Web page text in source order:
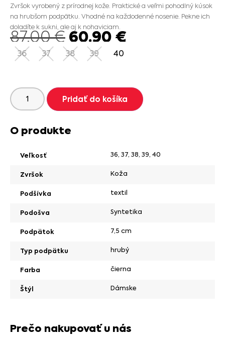
Zvršok vyrobený z prírodnej kože. Praktické a veľmi pohodlný kúsok
na hrubšom podpätku. Vhodné na každodenné nosenie. Pekne ich
doladíte k sukni, ale aj k nohaviciam.
87.00€ 60.90€
36 37 38 39 40
Pridať do košíka
O produkte
Veľkosť 36, 37, 38, 39, 40
Zvršok Koža
Podšívka textil
Podošva Syntetika
Podpätok 7,5 cm
Typ podpätku hrubý
Farba čierna
Štýl Dámske
Prečo nakupovať u nás